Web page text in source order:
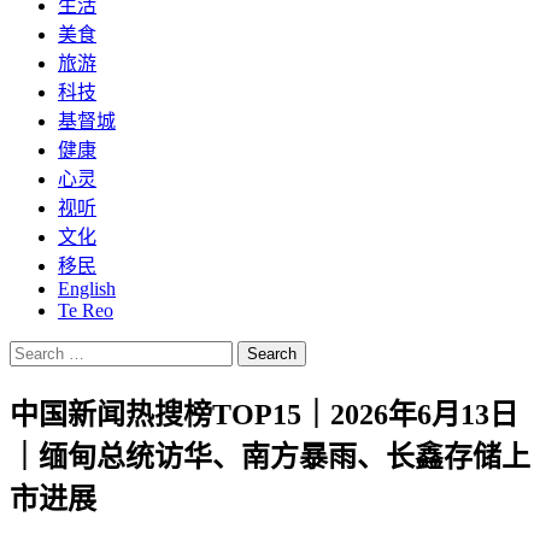
生活
美食
旅游
科技
基督城
健康
心灵
视听
文化
移民
English
Te Reo
Search
for:
中国新闻热搜榜TOP15｜2026年6月13日
｜缅甸总统访华、南方暴雨、长鑫存储上
市进展